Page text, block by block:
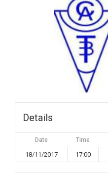
Details
Date Time
18/11/2017 17:00